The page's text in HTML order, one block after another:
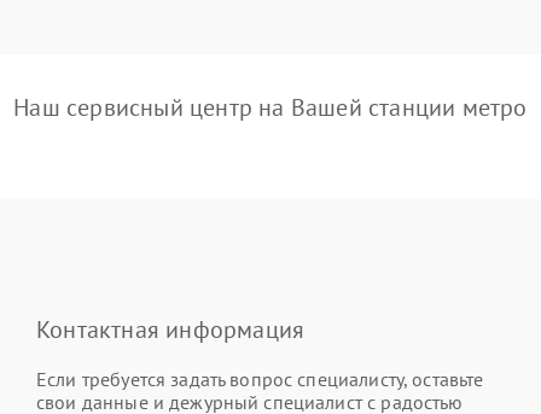
Наш сервисный центр на Вашей станции метро
Контактная информация
Если требуется задать вопрос специалисту, оставьте
свои данные и дежурный специалист с радостью